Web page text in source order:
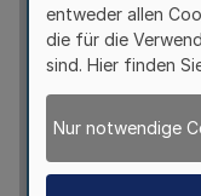
entweder allen
die für die
sind. Hier finden
Nur notwendige